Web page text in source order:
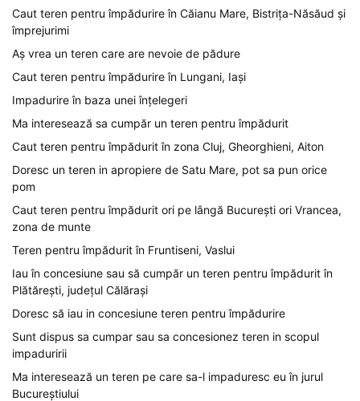
Caut teren pentru împădurire în Căianu Mare, Bistrița-Năsăud și
împrejurimi
Aș vrea un teren care are nevoie de pădure
Caut teren pentru împădurire în Lungani, Iași
Impadurire în baza unei înțelegeri
Ma interesează sa cumpăr un teren pentru împădurit
Caut teren pentru împădurit în zona Cluj, Gheorghieni, Aiton
Doresc un teren in apropiere de Satu Mare, pot sa pun orice
pom
Caut teren pentru împădurit ori pe lângă București ori Vrancea,
zona de munte
Teren pentru împădurit în Fruntiseni, Vaslui
Iau în concesiune sau să cumpăr un teren pentru împădurit în
Plătărești, județul Călărași
Doresc să iau in concesiune teren pentru împădurire
Sunt dispus sa cumpar sau sa concesionez teren in scopul
impaduririi
Ma interesează un teren pe care sa-l impaduresc eu în jurul
Bucureștiului